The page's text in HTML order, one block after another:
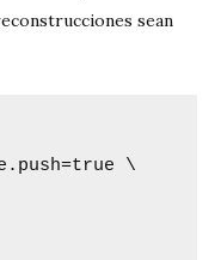
sean
\